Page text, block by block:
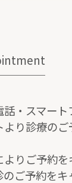
話・スマー
より診療の
よりご予約
のご予約を